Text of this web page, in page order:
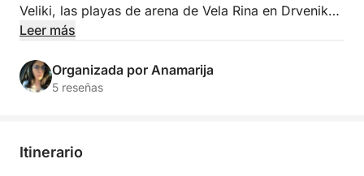
Veliki, las playas de arena de Vela Rina en Drvenik
Mali y la pintoresca costa de Čiovo.
La aventura comienza en la Laguna Azul, una
impresionante bahía conocida por sus aguas
simplemente flotar en las cálidas aguas del
Leer más
Organizada por Anamarija
5 reseñas
Itinerario